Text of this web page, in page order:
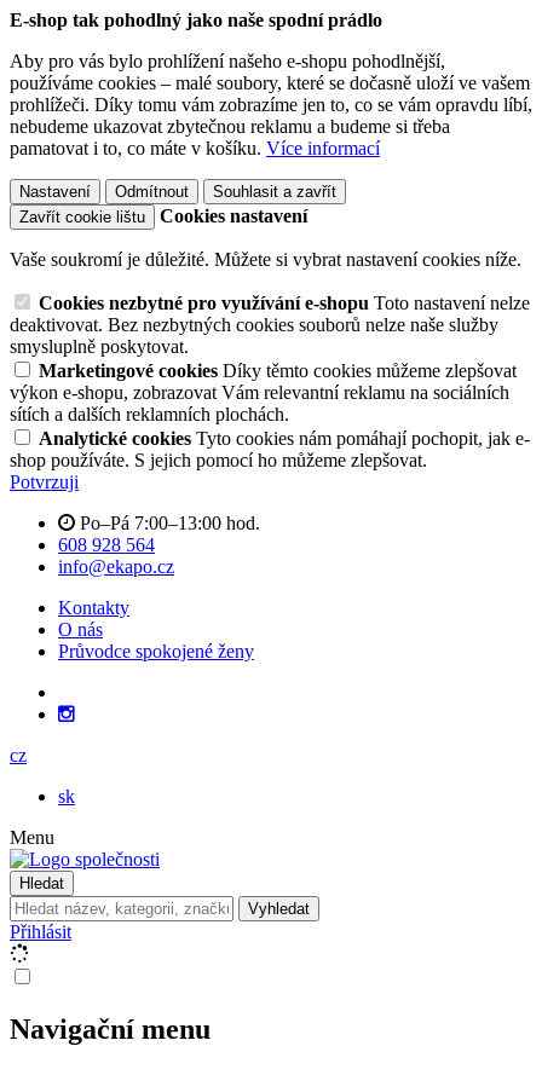
E-shop tak pohodlný jako naše spodní prádlo
Aby pro vás bylo prohlížení našeho e-shopu pohodlnější,
používáme cookies – malé soubory, které se dočasně uloží ve vašem
prohlížeči. Díky tomu vám zobrazíme jen to, co se vám opravdu líbí,
nebudeme ukazovat zbytečnou reklamu a budeme si třeba
pamatovat i to, co máte v košíku. Více informací
Nastavení Odmítnout
Souhlasit a zavřít
Zavřít cookie lištu
Cookies nastavení
Vaše soukromí je důležité. Můžete si vybrat nastavení cookies níže.
Cookies nezbytné pro využívání e-shopu Toto nastavení nelze
deaktivovat. Bez nezbytných cookies souborů nelze naše služby
smysluplně poskytovat.
Marketingové cookies Díky těmto cookies můžeme zlepšovat
výkon e-shopu, zobrazovat Vám relevantní reklamu na sociálních
sítích a dalších reklamních plochách.
Analytické cookies Tyto cookies nám pomáhají pochopit, jak e-
shop používáte. S jejich pomocí ho můžeme zlepšovat.
Potvrzuji
Po–Pá 7:00–13:00 hod.
608 928 564
info@ekapo.cz
Kontakty
O nás
Průvodce spokojené ženy
cz
sk
Menu
Hledat
Vyhledat
Přihlásit
Navigační menu